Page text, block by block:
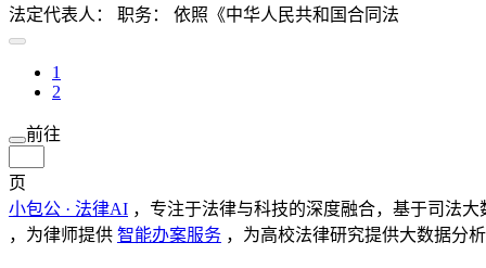
法定代表人： 职务： 依照《中华人民共和国合同法
1
2
前往
页
小包公 · 法律AI ，专注于法律与科技的深度融合，基于司法
，为律师提供 智能办案服务 ，为高校法律研究提供大数据分